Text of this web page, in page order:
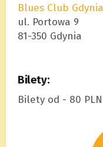
Blues Club Gdynia
ul. Portowa 9
81-350 Gdynia
Bilety:
Bilety od - 80 PLN